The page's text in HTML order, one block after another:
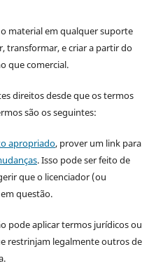
material em qualquer suporte
transformar, e criar a partir do
que comercial.
direitos desde que os termos
são os seguintes:
apropriado, prover um link para
. Isso pode ser feito de
que o licenciador (ou
questão.
pode aplicar termos jurídicos ou
restrinjam legalmente outros de